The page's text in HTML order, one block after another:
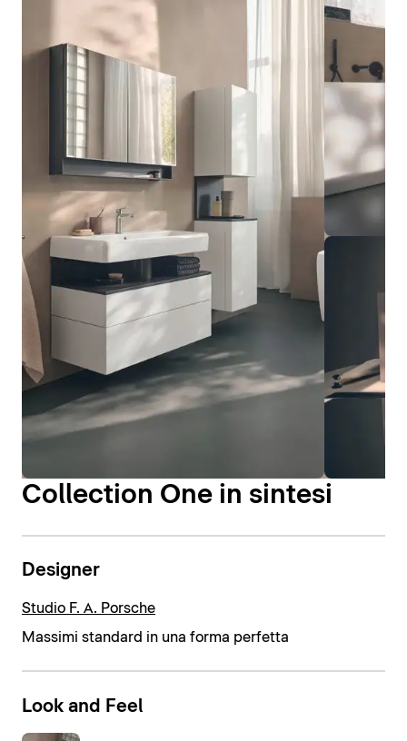
Collection One in sintesi
Designer
Studio F. A. Porsche
Massimi standard in una forma perfetta
Look and Feel